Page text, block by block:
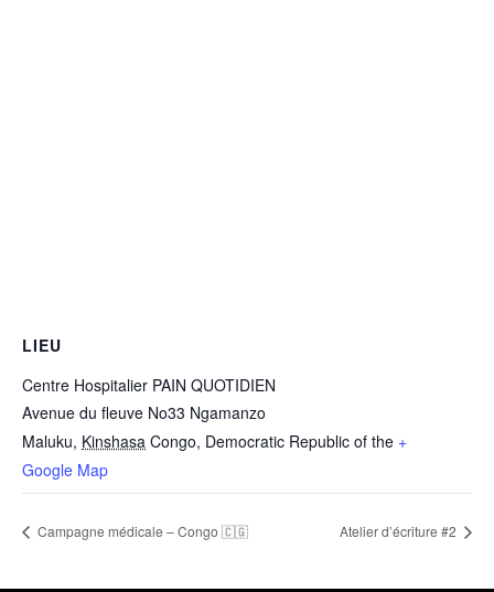
LIEU
Centre Hospitalier PAIN QUOTIDIEN
Avenue du fleuve No33 Ngamanzo
Maluku, Kinshasa Congo, Democratic Republic of the +
Google Map
Campagne médicale – Congo 🇨🇬 Atelier d’écriture #2